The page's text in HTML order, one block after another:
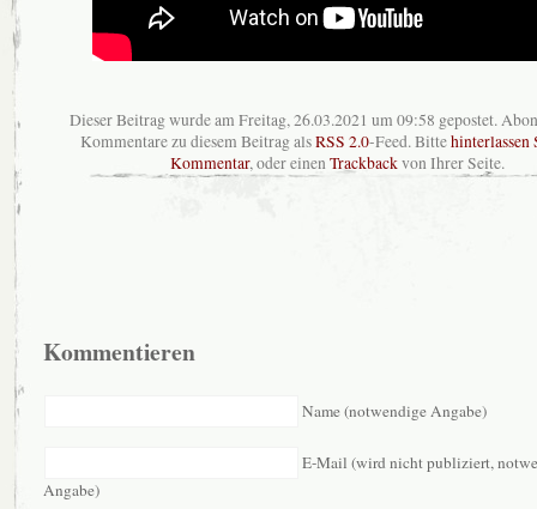
Dieser Beitrag wurde am Freitag, 26.03.2021 um 09:58 gepostet.
Kommentare zu diesem Beitrag alsRSS 2.0-Feed. Bittehinterlassen
Kommentar, oder einenTrackbackvon Ihrer Seite.
Kommentieren
Name (notwendige Angabe)
E-Mail (wird nicht publiziert,
Angabe)